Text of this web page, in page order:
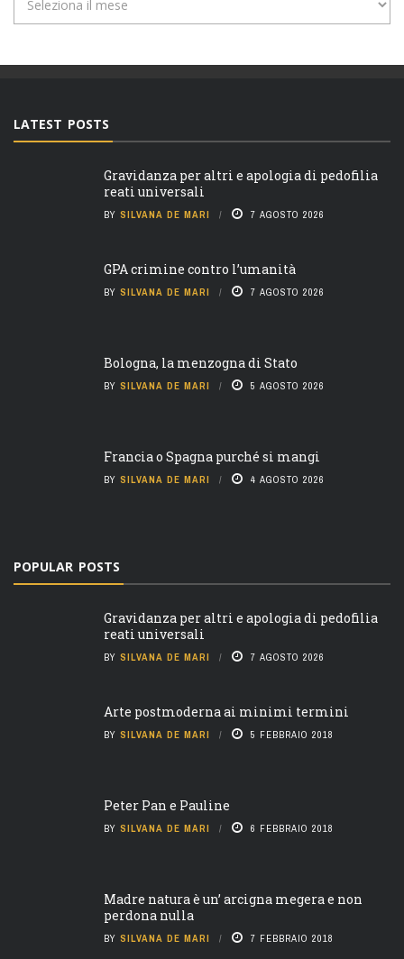
LATEST POSTS
Gravidanza per altri e apologia di pedofilia
reati universali
BY SILVANA DE MARI 7 AGOSTO 2026
GPA crimine contro l’umanità
BY SILVANA DE MARI 7 AGOSTO 2026
Bologna, la menzogna di Stato
BY SILVANA DE MARI 5 AGOSTO 2026
Francia o Spagna purché si mangi
BY SILVANA DE MARI 4 AGOSTO 2026
POPULAR POSTS
Gravidanza per altri e apologia di pedofilia
reati universali
BY SILVANA DE MARI 7 AGOSTO 2026
Arte postmoderna ai minimi termini
BY SILVANA DE MARI 5 FEBBRAIO 2018
Peter Pan e Pauline
BY SILVANA DE MARI 6 FEBBRAIO 2018
Madre natura è un’ arcigna megera e non
perdona nulla
BY SILVANA DE MARI 7 FEBBRAIO 2018